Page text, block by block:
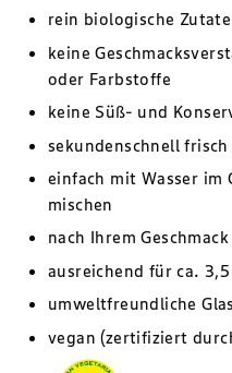
rein biologische
keine
oder Farbstoffe
keine Süß- und
sekundenschnell
einfach mit Wasser im
mischen
nach Ihrem Geschmack
ausreichend für ca.
umweltfreundliche
vegan (zertifiziert